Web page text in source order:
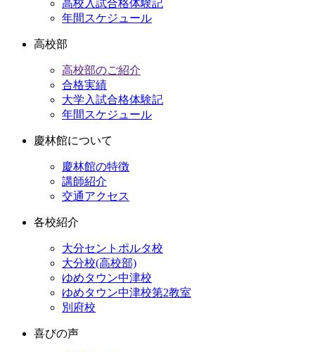
高校入試合格体験記
年間スケジュール
高校部
高校部のご紹介
合格実績
大学入試合格体験記
年間スケジュール
慶林館について
慶林館の特徴
講師紹介
交通アクセス
各校紹介
大分セントポルタ校
大分校(高校部)
ゆめタウン中津校
ゆめタウン中津校第2教室
別府校
喜びの声